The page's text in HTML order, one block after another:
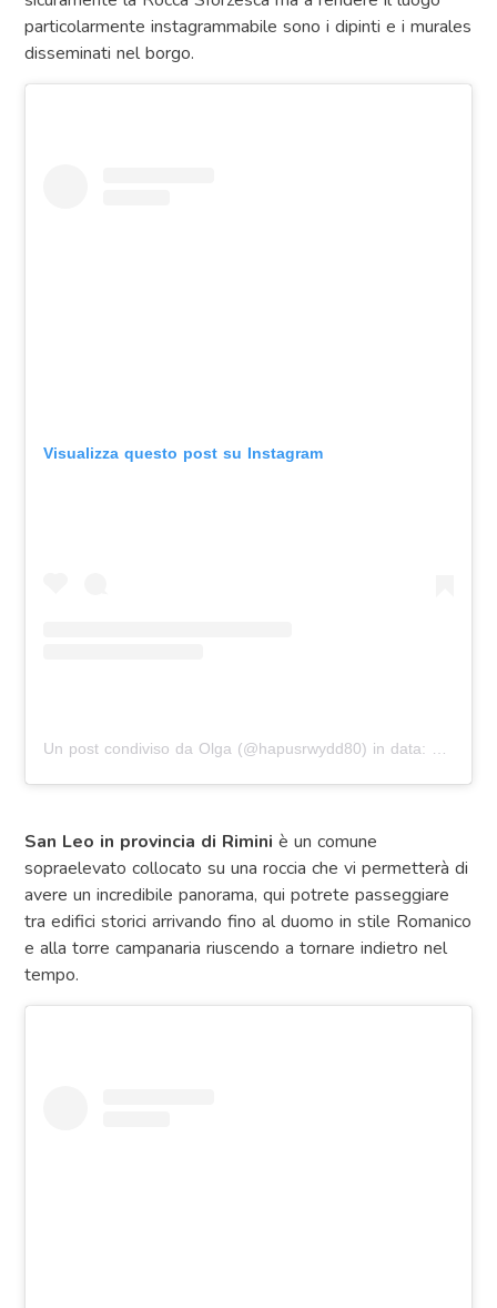
particolarmente instagrammabile sono i dipinti e i murales
disseminati nel borgo.
Visualizza questo post su Instagram
Un post condiviso da Olga (@hapusrwydd80) in data: 1 Ott
San Leo in provincia di Rimini è un comune
sopraelevato collocato su una roccia che vi permetterà di
avere un incredibile panorama, qui potrete passeggiare
tra edifici storici arrivando fino al duomo in stile Romanico
e alla torre campanaria riuscendo a tornare indietro nel
tempo.